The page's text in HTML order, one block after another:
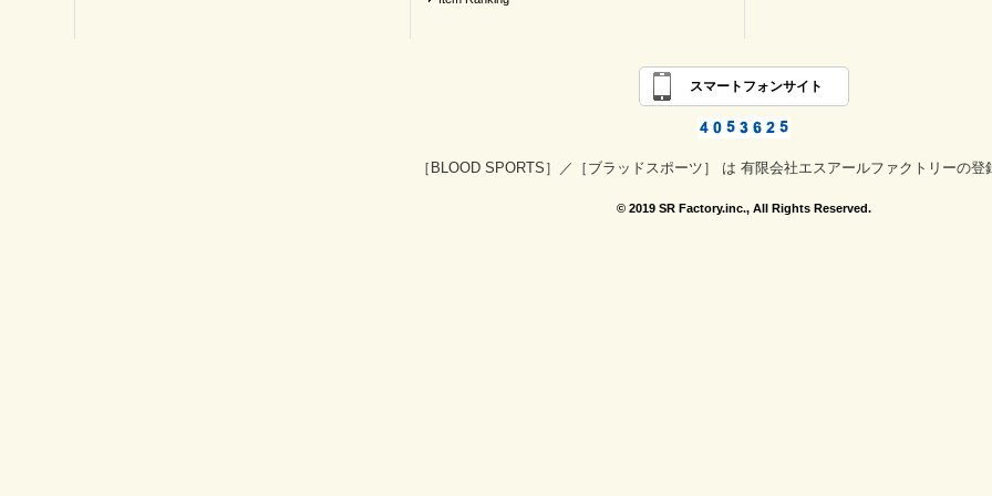
スマートフォンサイト
［BLOOD SPORTS］／［ブラッドスポーツ］ は 有限会社エスアールファクトリーの登
© 2019 SR Factory.inc., All Rights Reserved.